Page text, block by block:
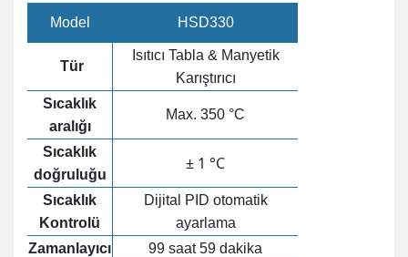
Model HSD330
Tür
Isıtıcı Tabla & Manyetik
Karıştırıcı
Sıcaklık
aralığı
Max. 350 °C
Sıcaklık
doğruluğu
± 1 °C
Sıcaklık
Kontrolü
Dijital PID otomatik
ayarlama
Zamanlayıcı
99 saat 59 dakika